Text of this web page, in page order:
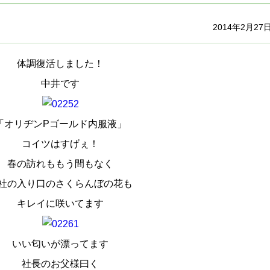
2014年2月27
体調復活しました！
中井です
オリヂンPゴールド内服液」
コイツはすげぇ！
春の訪れももう間もなく
の入り口のさくらんぼの花も
キレイに咲いてます
いい匂いが漂ってます
社長のお父様曰く